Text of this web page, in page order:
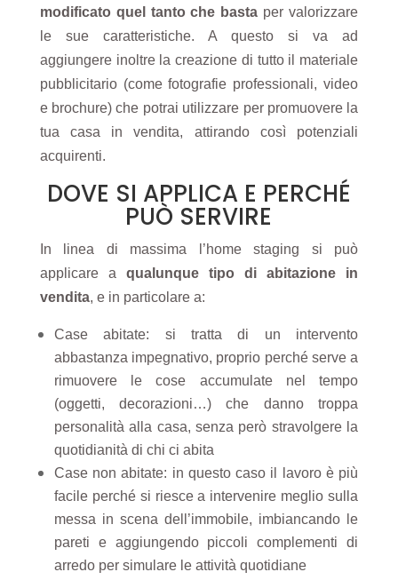
modificato quel tanto che basta per valorizzare
le sue caratteristiche. A questo si va ad
aggiungere inoltre la creazione di tutto il materiale
pubblicitario (come fotografie professionali, video
e brochure) che potrai utilizzare per promuovere la
tua casa in vendita, attirando così potenziali
acquirenti.
DOVE SI APPLICA E PERCHÉ
PUÒ SERVIRE
In linea di massima l’home staging si può
applicare a qualunque tipo di abitazione in
vendita, e in particolare a:
Case abitate: si tratta di un intervento
abbastanza impegnativo, proprio perché serve a
rimuovere le cose accumulate nel tempo
(oggetti, decorazioni…) che danno troppa
personalità alla casa, senza però stravolgere la
quotidianità di chi ci abita
Case non abitate: in questo caso il lavoro è più
facile perché si riesce a intervenire meglio sulla
messa in scena dell’immobile, imbiancando le
pareti e aggiungendo piccoli complementi di
arredo per simulare le attività quotidiane